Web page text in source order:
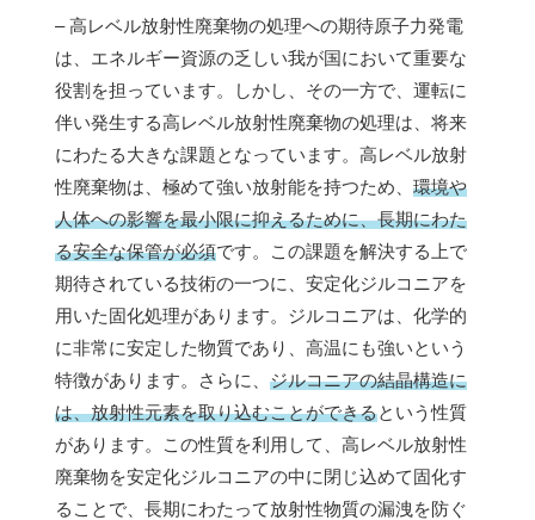
– 高レベル放射性廃棄物の処理への期待原子力発電
は、エネルギー資源の乏しい我が国において重要な
役割を担っています。しかし、その一方で、運転に
伴い発生する高レベル放射性廃棄物の処理は、将来
にわたる大きな課題となっています。高レベル放射
性廃棄物は、極めて強い放射能を持つため、 環境や
人体への影響を最小限に抑えるために、長期にわた
る安全な保管が必須です。この課題を解決する上で
期待されている技術の一つに、安定化ジルコニアを
用いた固化処理があります。ジルコニアは、化学的
に非常に安定した物質であり、高温にも強いという
特徴があります。さらに、 ジルコニアの結晶構造に
は、放射性元素を取り込むことができるという性質
があります。この性質を利用して、高レベル放射性
廃棄物を安定化ジルコニアの中に閉じ込めて固化す
ることで、長期にわたって放射性物質の漏洩を防ぐ